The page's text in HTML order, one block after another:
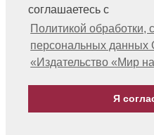
соглашаетесь с
Политикой обработки,
персональных
«Издательство «Мир
Я
На главную
Контакты, учредитель,
Политика обработки,
© ООО «Издательство «Мир
science», LLC Материалы,
о защите авторских прав.
Авторские права на
принадлежат их авторам.